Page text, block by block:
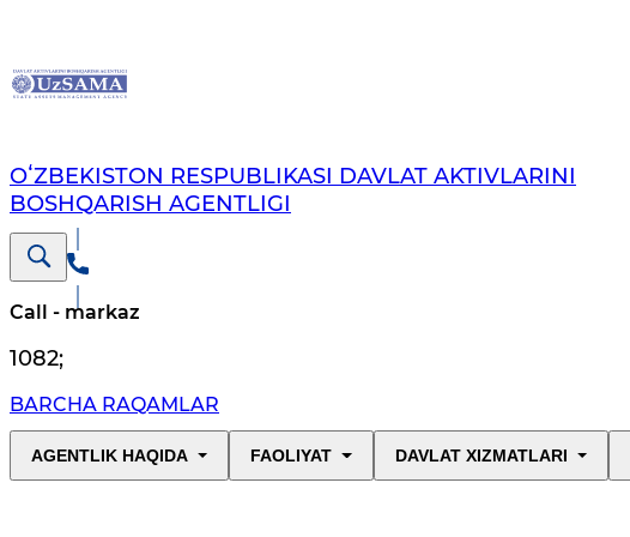
OʻZBEKISTON RESPUBLIKASI DAVLAT AKTIVLARINI
BOSHQARISH AGENTLIGI
Call - markaz
1082;
BARCHA RAQAMLAR
AGENTLIK HAQIDA FAOLIYAT DAVLAT XIZMATLARI